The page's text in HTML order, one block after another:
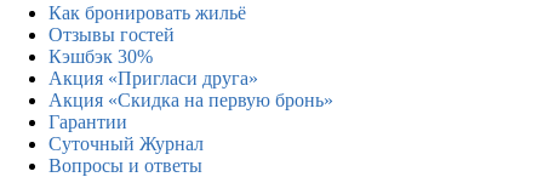
Как бронировать жильё
Отзывы гостей
Кэшбэк 30%
Акция «Пригласи друга»
Акция «Скидка на первую бронь»
Гарантии
Суточный Журнал
Вопросы и ответы